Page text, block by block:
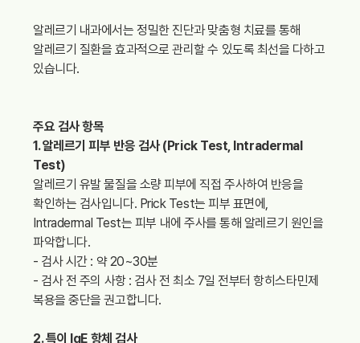
알레르기 내과에서는 정밀한 진단과 맞춤형 치료를 통해
알레르기 질환을 효과적으로 관리할 수 있도록 최선을 다하고
있습니다.
주요 검사 항목
1. 알레르기 피부 반응 검사 (Prick Test, Intradermal
Test)
알레르기 유발 물질을 소량 피부에 직접 주사하여 반응을
확인하는 검사입니다. Prick Test는 피부 표면에,
Intradermal Test는 피부 내에 주사를 통해 알레르기 원인을
파악합니다.
- 검사 시간 : 약 20~30분
- 검사 전 주의 사항 : 검사 전 최소 7일 전부터 항히스타민제
복용을 중단을 권고합니다.
2. 특이 IgE 항체 검사